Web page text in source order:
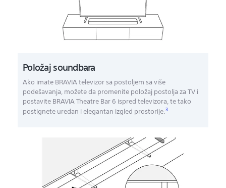
Položaj soundbara
Ako imate BRAVIA televizor sa postoljem sa više
podešavanja, možete da promenite položaj postolja za TV i
postavite BRAVIA Theatre Bar 6 ispred televizora, te tako
postignete uredan i elegantan izgled prostorije.3